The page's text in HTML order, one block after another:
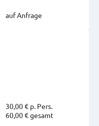
auf Anfrage
30,00 € p. Pers.
60,00 € gesamt